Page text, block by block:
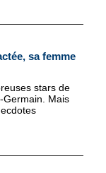
sa femme
stars de
Germain. Mais